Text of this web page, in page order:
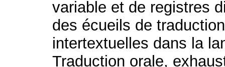
variable et de registres
des écueils de
intertextuelles dans la
Traduction orale,